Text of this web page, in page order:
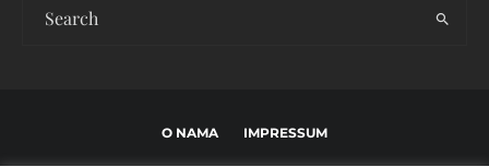
O NAMA IMPRESSUM